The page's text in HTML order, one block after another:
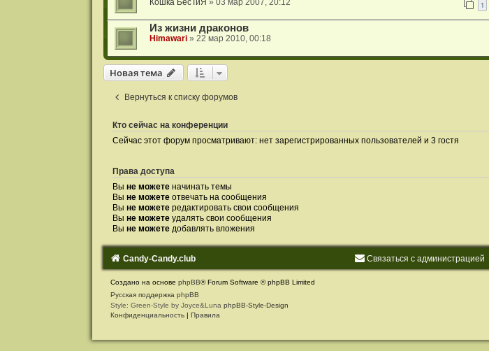
1
Из жизни драконов
Himawari» 22 мар 2010, 00:18
Новая тема
Вернуться к списку форумов
Кто сейчас на конференции
Сейчас этот форум просматривают: нет зарегистрированных пользователей и 3 гостя
Права доступа
Вы не можетеначинать темы
Вы не можетеотвечать на сообщения
Вы не можетередактировать свои сообщения
Вы не можетеудалять свои сообщения
Вы не можетедобавлять вложения
Candy-Candy.club Связаться с администрацией
Создано на основе phpBB® Forum Software © phpBB Limited
Русская поддержка phpBB
Style: Green-Style by Joyce&Luna phpBB-Style-Design
Конфиденциальность | Правила